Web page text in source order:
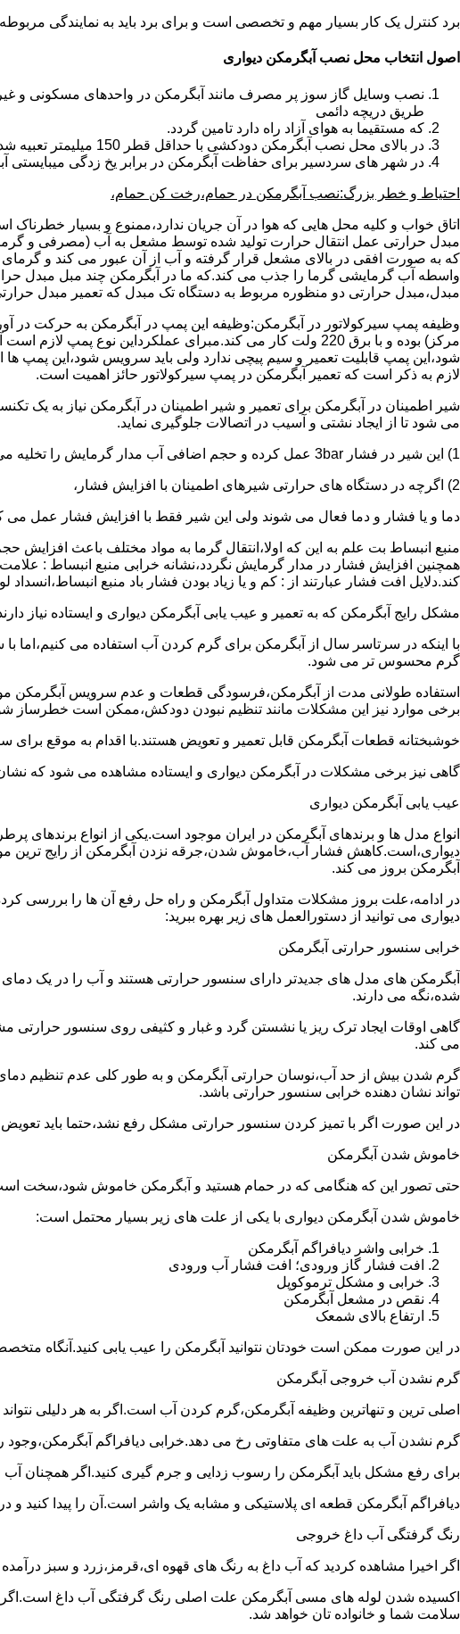
برد کنترل یک کار بسیار مهم و تخصصی است و برای برد باید به نمایندگی
اصول انتخاب محل نصب آبگرمکن دیواری
طریق دریچه دائمی
که مستقیما به هوای آزاد راه دارد تامین گردد.
در بالای محل نصب آبگرمکن دودکشی با حداقل قطر 150 میلیمتر تعبیه شده باشد.
در شهر های سردسیر برای حفاظت آبگرمکن در برابر یخ زدگی
احتیاط و خطر بزرگ:نصب آبگرمکن در حمام،رخت کن حمام،
اتاق خواب و کلیه محل هایی که هوا در آن جریان ندارد،ممنوع و بسیار خطرناک
مبدل حرارتی عمل انتقال حرارت تولید شده توسط مشعل به آب (مصرفی و
که به صورت افقی در بالای مشعل قرار گرفته و آب از آن عبور می کند و
واسطه آب گرمایشی گرما را جذب می کند.که ما در آبگرمکن چند مبل مبدل
مبدل،مبدل حرارتی دو منظوره مربوط به دستگاه تک مبدل که تعمیر مبدل
وظیفه پمپ سیرکولاتور در آبگرمکن:وظیفه این پمپ در آبگرمکن به حرکت در
مرکز) بوده و با برق 220 ولت کار می کند.مبرای
شود،این پمپ قابلیت تعمیر و سیم پیچی ندارد ولی باید سرویس شود،این پمپ
لازم به ذکر است که تعمیر آبگرمکن در پمپ سیرکولاتور حائز اهمیت است.
شیر اطمینان در آبگرمکن برای تعمیر و شیر اطمینان در آبگرمکن نیاز به یک
می شود تا از ایجاد نشتی و آسیب در اتصالات جلوگیری نماید.
1) این شیر در فشار 3bar عمل کرده و حجم اضافی آب مدار گرمایش را تخلیه می کند.
2) اگرچه در دستگاه های حرارتی شیرهای اطمینان با افزایش فشار،
دما و یا فشار و دما فعال می شوند ولی این شیر فقط با افزایش فشار عمل می
منبع انبساط بت علم به این که اولا،انتقال گرما به مواد مختلف باعث
همچنین افزایش فشار در مدار گرمایش نگردد،نشانه خرابی منبع انبساط :
کند.دلایل افت فشار عبارتند از : کم و یا زیاد بودن فشار باد منبع
مشکل رایج آبگرمکن که به تعمیر و عیب یابی آبگرمکن دیواری و ایستاده نیاز
با اینکه در سرتاسر سال از آبگرمکن برای گرم کردن آب استفاده می
گرم محسوس تر می شود.
استفاده طولانی مدت از آبگرمکن،فرسودگی قطعات و عدم سرویس آبگرمکن
برخی موارد نیز این مشکلات مانند تنظیم نبودن دودکش،ممکن است خطرساز
خوشبختانه قطعات آبگرمکن قابل تعمیر و تعویض هستند.با اقدام به موقع
گاهی نیز برخی مشکلات در آبگرمکن دیواری و ایستاده مشاهده می شود که
عیب یابی آبگرمکن دیواری
انواع مدل ها و برندهای آبگرمکن در ایران موجود است.یکی از انواع برندهای
دیواری،است.کاهش فشار آب،خاموش شدن،جرقه نزدن آبگرمکن از رایج ترین
آبگرمکن بروز می کند.
در ادامه،علت بروز مشکلات متداول آبگرمکن و راه حل رفع آن ها را بررسی
دیواری می توانید از دستورالعمل های زیر بهره ببرید:
خرابی سنسور حرارتی آبگرمکن
آبگرمکن های مدل های جدیدتر دارای سنسور حرارتی هستند و آب را در یک
شده،نگه می دارند.
گاهی اوقات ایجاد ترک ریز یا نشستن گرد و غبار و کثیفی روی سنسور حرارتی
می کند.
گرم شدن بیش از حد آب،نوسان حرارتی آبگرمکن و به طور کلی عدم تنظیم
تواند نشان دهنده خرابی سنسور حرارتی باشد.
در این صورت اگر با تمیز کردن سنسور حرارتی مشکل رفع نشد،حتما باید
خاموش شدن آبگرمکن
حتی تصور این که هنگامی که در حمام هستید و آبگرمکن خاموش شود،سخت
خاموش شدن آبگرمکن دیواری با یکی از علت های زیر بسیار محتمل است:
خرابی واشر دیافراگم آبگرمکن
افت فشار گاز ورودی؛ افت فشار آب ورودی
خرابی و مشکل ترموکوپل
نقص در مشعل آبگرمکن
ارتفاع بالای شمعک
در این صورت ممکن است خودتان نتوانید آبگرمکن را عیب یابی کنید.آنگاه
گرم نشدن آب خروجی آبگرمکن
اصلی ترین و تنهاترین وظیفه آبگرمکن،گرم کردن آب است.اگر به هر دلیلی
گرم نشدن آب به علت های متفاوتی رخ می دهد.خرابی دیافراگم
برای رفع مشکل باید آبگرمکن را رسوب زدایی و جرم گیری کنید.اگر همچنان
دیافراگم آبگرمکن قطعه ای پلاستیکی و مشابه یک واشر است.آن را پیدا کنید و
رنگ گرفتگی آب داغ خروجی
اگر اخیرا مشاهده کردید که آب داغ به رنگ های قهوه ای،قرمز،زرد و سبز
اکسیده شدن لوله های مسی آبگرمکن علت اصلی رنگ گرفتگی آب داغ است.اگر
سلامت شما و خانواده تان خواهد شد.